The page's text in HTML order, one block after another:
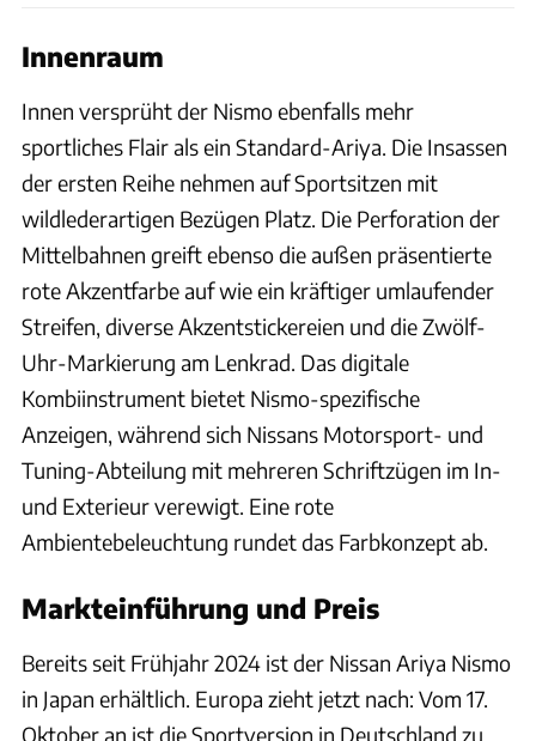
Innenraum
Innen versprüht der Nismo ebenfalls mehr
sportliches Flair als ein Standard-Ariya. Die Insassen
der ersten Reihe nehmen auf Sportsitzen mit
wildlederartigen Bezügen Platz. Die Perforation der
Mittelbahnen greift ebenso die außen präsentierte
rote Akzentfarbe auf wie ein kräftiger umlaufender
Streifen, diverse Akzentstickereien und die Zwölf-
Uhr-Markierung am Lenkrad. Das digitale
Kombiinstrument bietet Nismo-spezifische
Anzeigen, während sich Nissans Motorsport- und
Tuning-Abteilung mit mehreren Schriftzügen im In-
und Exterieur verewigt. Eine rote
Ambientebeleuchtung rundet das Farbkonzept ab.
Markteinführung und Preis
Bereits seit Frühjahr 2024 ist der Nissan Ariya Nismo
in Japan erhältlich. Europa zieht jetzt nach: Vom 17.
Oktober an ist die Sportversion in Deutschland zu